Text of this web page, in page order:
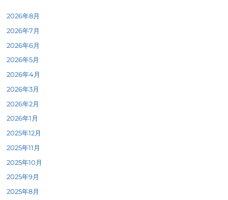
2026年8月
2026年7月
2026年6月
2026年5月
2026年4月
2026年3月
2026年2月
2026年1月
2025年12月
2025年11月
2025年10月
2025年9月
2025年8月